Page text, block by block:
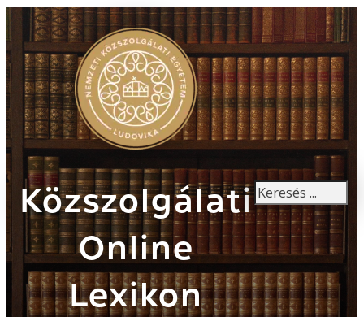
Közszolgálati
Online
Lexikon
Keresés